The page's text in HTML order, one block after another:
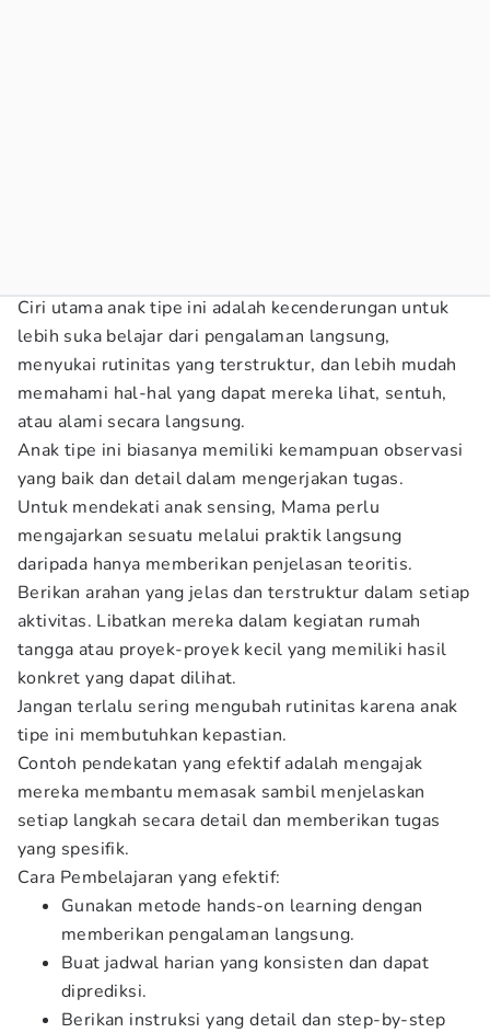
Ciri utama anak tipe ini adalah kecenderungan untuk
lebih suka belajar dari pengalaman langsung,
menyukai rutinitas yang terstruktur, dan lebih mudah
memahami hal-hal yang dapat mereka lihat, sentuh,
atau alami secara langsung.
Anak tipe ini biasanya memiliki kemampuan observasi
yang baik dan detail dalam mengerjakan tugas.
Untuk mendekati anak sensing, Mama perlu
mengajarkan sesuatu melalui praktik langsung
daripada hanya memberikan penjelasan teoritis.
Berikan arahan yang jelas dan terstruktur dalam setiap
aktivitas. Libatkan mereka dalam kegiatan rumah
tangga atau proyek-proyek kecil yang memiliki hasil
konkret yang dapat dilihat.
Jangan terlalu sering mengubah rutinitas karena anak
tipe ini membutuhkan kepastian.
Contoh pendekatan yang efektif adalah mengajak
mereka membantu memasak sambil menjelaskan
setiap langkah secara detail dan memberikan tugas
yang spesifik.
Cara Pembelajaran yang efektif:
Gunakan metode hands-on learning dengan
memberikan pengalaman langsung.
Buat jadwal harian yang konsisten dan dapat
diprediksi.
Berikan instruksi yang detail dan step-by-step